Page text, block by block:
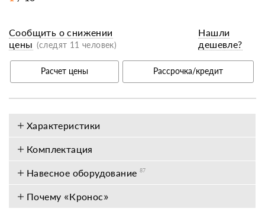
Расчет цены Рассрочка/кредит
Сообщить о снижении
цены (следят 11 человек)
Нашли
дешевле?
Характеристики
Комплектация
Навесное оборудование 87
Почему «Кронос»